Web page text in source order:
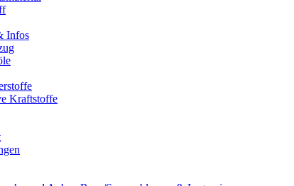
Infos
Kraftstoffe